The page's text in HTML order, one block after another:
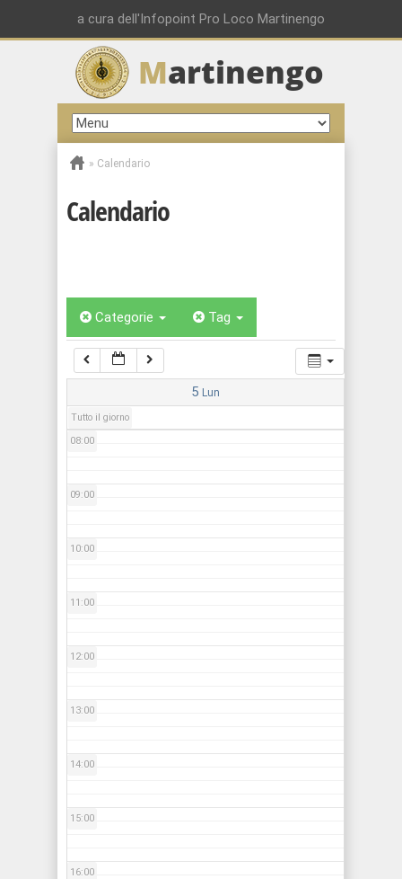
a cura dell'Infopoint Pro Loco Martinengo
Martinengo
» Calendario
Calendario
Categorie Tag
5 Lun
Tutto il giorno
01:00
02:00
03:00
04:00
08:00
09:00
10:00
11:00
12:00
13:00
14:00
15:00
16:00